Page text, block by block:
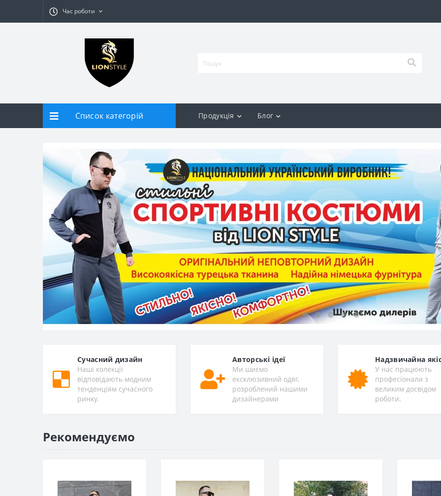
Час роботи
Список категорій Продукція Блог
Сучасний дизайн
Наші колекції
відповідають модним
тенденціям сучасного
ринку.
Авторські ідеї
Ми шиємо
ексклюзивний одяг,
розроблений нашими
дизайнерами
Надзвичайна
У нас працюють
професіонали з
великим досвідом
роботи.
Рекомендуємо